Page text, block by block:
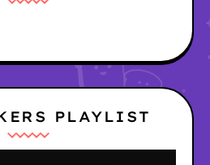
PLAYLIST